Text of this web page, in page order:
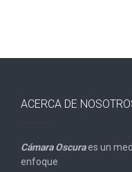
ACERCA DE
Cámara Oscuraes un
enfoque